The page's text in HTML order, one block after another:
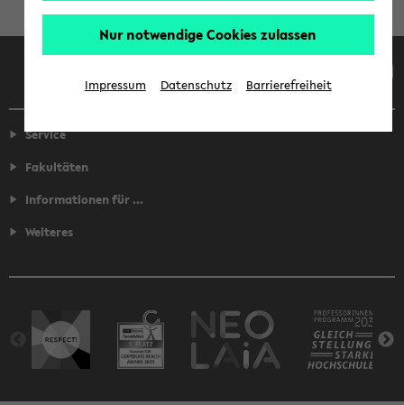
Facebook Instagram LinkedIn TikTok
Service
Fakultäten
Informationen für ...
Weiteres
Nur notwendige Cookies zulassen
Impressum Datenschutz Barrierefreiheit